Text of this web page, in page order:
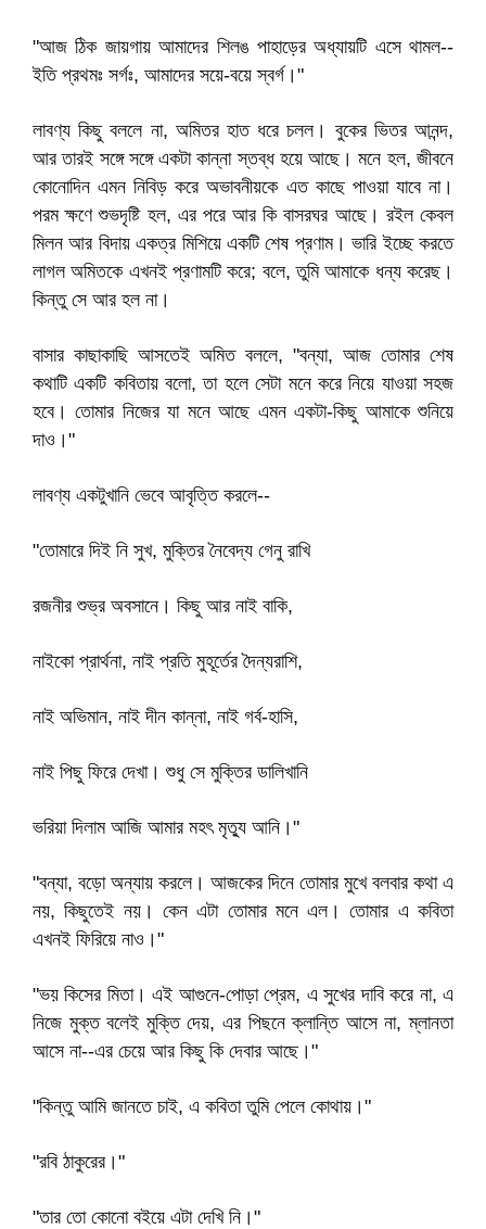
"আজ ঠিক জায়গায় আমাদের শিলঙ পাহাড়ের অধ্যায়টি এসে থামল--
ইতি প্রথমঃ সর্গঃ, আমাদের সয়ে-বয়ে স্বর্গ।"
লাবণ্য কিছু বললে না, অমিতর হাত ধরে চলল। বুকের ভিতর আনন্দ,
আর তারই সঙ্গে সঙ্গে একটা কান্না স্তব্ধ হয়ে আছে। মনে হল, জীবনে
কোনোদিন এমন নিবিড় করে অভাবনীয়কে এত কাছে পাওয়া যাবে না।
পরম ক্ষণে শুভদৃষ্টি হল, এর পরে আর কি বাসরঘর আছে। রইল কেবল
মিলন আর বিদায় একত্র মিশিয়ে একটি শেষ প্রণাম। ভারি ইচ্ছে করতে
লাগল অমিতকে এখনই প্রণামটি করে; বলে, তুমি আমাকে ধন্য করেছ।
কিন্তু সে আর হল না।
বাসার কাছাকাছি আসতেই অমিত বললে, "বন্যা, আজ তোমার শেষ
কথাটি একটি কবিতায় বলো, তা হলে সেটা মনে করে নিয়ে যাওয়া সহজ
হবে। তোমার নিজের যা মনে আছে এমন একটা-কিছু আমাকে শুনিয়ে
দাও।"
লাবণ্য একটুখানি ভেবে আবৃত্তি করলে--
"তোমারে দিই নি সুখ, মুক্তির নৈবেদ্য গেনু রাখি
রজনীর শুভ্র অবসানে। কিছু আর নাই বাকি,
নাইকো প্রার্থনা, নাই প্রতি মুহূর্তের দৈন্যরাশি,
নাই অভিমান, নাই দীন কান্না, নাই গর্ব-হাসি,
নাই পিছু ফিরে দেখা। শুধু সে মুক্তির ডালিখানি
ভরিয়া দিলাম আজি আমার মহৎ মৃত্যু আনি।"
"বন্যা, বড়ো অন্যায় করলে। আজকের দিনে তোমার মুখে বলবার কথা এ
নয়, কিছুতেই নয়। কেন এটা তোমার মনে এল। তোমার এ কবিতা
এখনই ফিরিয়ে নাও।"
"ভয় কিসের মিতা। এই আগুনে-পোড়া প্রেম, এ সুখের দাবি করে না, এ
নিজে মুক্ত বলেই মুক্তি দেয়, এর পিছনে ক্লান্তি আসে না, ম্লানতা
আসে না--এর চেয়ে আর কিছু কি দেবার আছে।"
"কিন্তু আমি জানতে চাই, এ কবিতা তুমি পেলে কোথায়।"
"রবি ঠাকুরের।"
"তার তো কোনো বইয়ে এটা দেখি নি।"